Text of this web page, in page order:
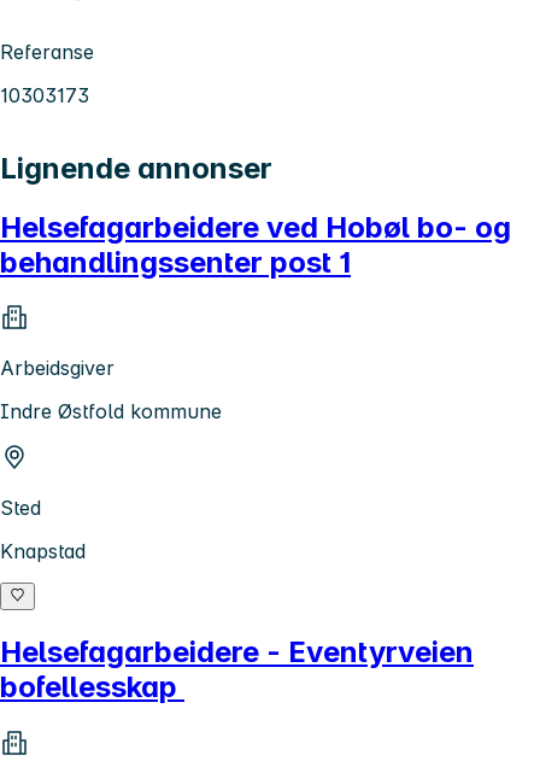
Referanse
10303173
Lignende annonser
Helsefagarbeidere ved Hobøl bo- og
behandlingssenter post 1
Arbeidsgiver
Indre Østfold kommune
Sted
Knapstad
Helsefagarbeidere - Eventyrveien
bofellesskap